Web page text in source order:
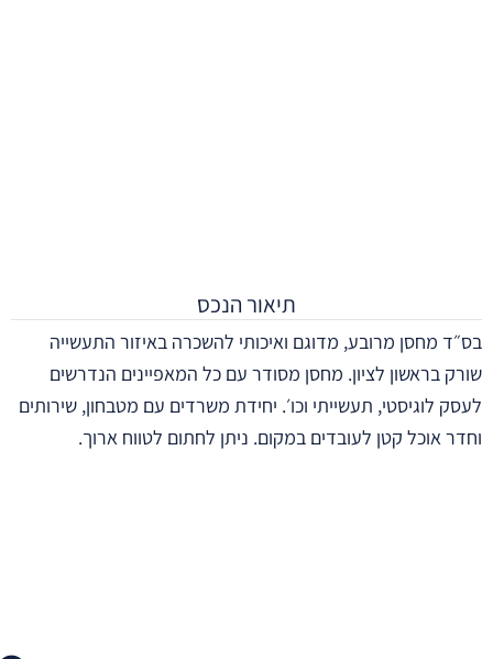
תיאור הנכס
בס״ד מחסן מרובע, מדוגם ואיכותי להשכרה באיזור התעשייה
שורק בראשון לציון. מחסן מסודר עם כל המאפיינים הנדרשים
לעסק לוגיסטי, תעשייתי וכו׳. יחידת משרדים עם מטבחון, שירותים
וחדר אוכל קטן לעובדים במקום. ניתן לחתום לטווח ארוך.